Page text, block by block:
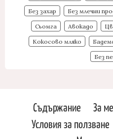
Без захар Без млечни
Сьомга Авокадо
Кокосово мляко
Без
Съдържание За
Условия за ползване